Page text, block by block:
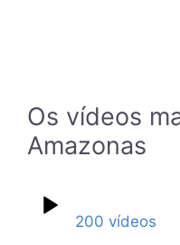
Os vídeos
Amazonas
200 vídeos